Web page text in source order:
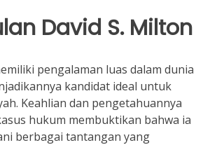
David S. Milton
pengalaman luas dalam dunia
kandidat ideal untuk
Keahlian dan pengetahuannya
hukum membuktikan bahwa ia
berbagai tantangan yang